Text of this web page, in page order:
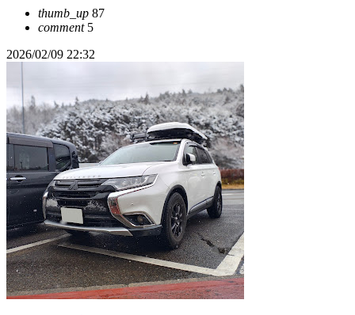
thumb_up 87
comment5
2026/02/09 22:32